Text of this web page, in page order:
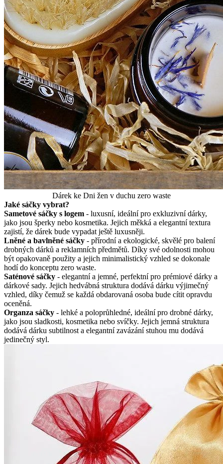
Dárek ke Dni žen v duchu zero waste
Jaké sáčky vybrat?
Sametové sáčky s logem - luxusní, ideální pro exkluzivní dárky,
jako jsou šperky nebo kosmetika. Jejich měkká a elegantní textura
zajistí, že dárek bude vypadat ještě luxusněji.
Lněné a bavlněné sáčky - přírodní a ekologické, skvělé pro balení
drobných dárků a reklamních předmětů. Díky své odolnosti mohou
být opakovaně použity a jejich minimalistický vzhled se dokonale
hodí do konceptu zero waste.
Saténové sáčky - elegantní a jemné, perfektní pro prémiové dárky a
dárkové sady. Jejich hedvábná struktura dodává dárku výjimečný
vzhled, díky čemuž se každá obdarovaná osoba bude cítit opravdu
oceněná.
Organza sáčky - lehké a poloprůhledné, ideální pro drobné dárky,
jako jsou sladkosti, kosmetika nebo svíčky. Jejich jemná struktura
dodává dárku subtilnost a elegantní zavázání stuhou mu dodává
jedinečný styl.